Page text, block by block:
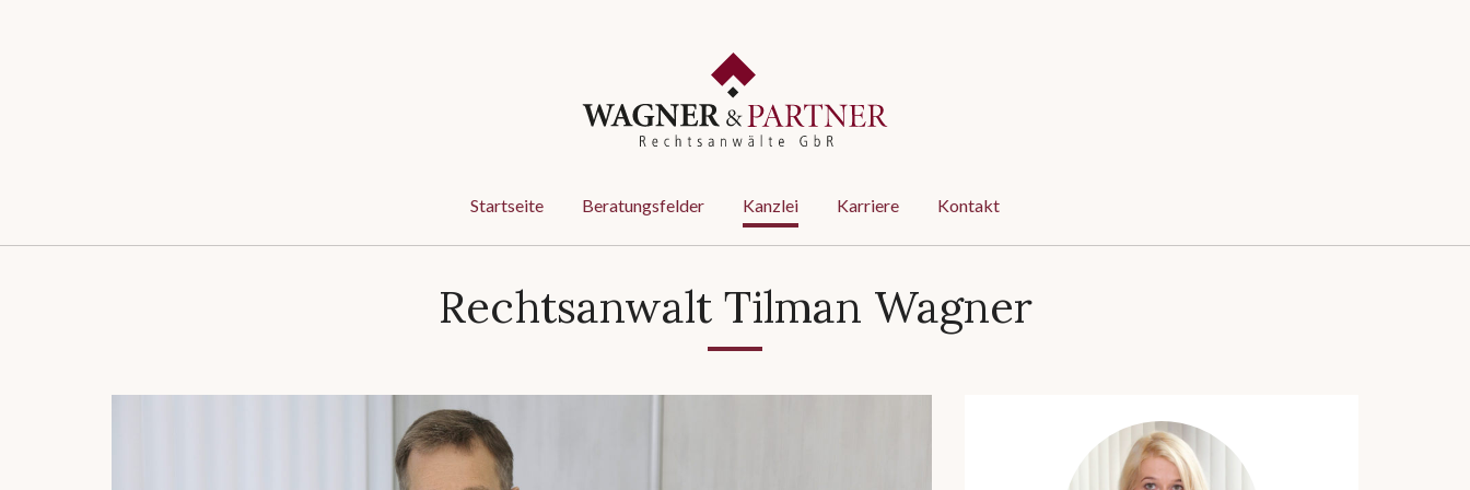
Startseite Beratungsfelder Kanzlei Karriere Kontakt
Rechtsanwalt Tilman Wagner